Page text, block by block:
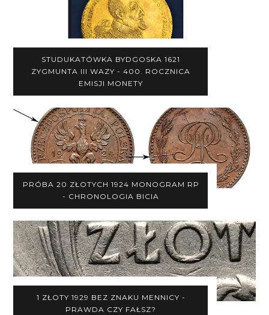
STUDUKATÓWKA BYDGOSKA 1621
ZYGMUNTA III WAZY - 400. ROCZNICA
EMISJI MONETY
PRÓBA 20 ZŁOTYCH 1924 MONOGRAM RP
- CHRONOLOGIA BICIA
1 ZŁOTY 1929 BEZ ZNAKU MENNICY -
PRAWDA CZY FAŁSZ?